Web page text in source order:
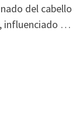
del cabello
influenciado …